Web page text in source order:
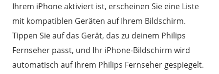
Ihrem iPhone aktiviert ist, erscheinen Sie eine Liste
mit kompatiblen Geräten auf Ihrem Bildschirm.
Tippen Sie auf das Gerät, das zu deinem Philips
Fernseher passt, und Ihr iPhone-Bildschirm wird
automatisch auf Ihrem Philips Fernseher gespiegelt.